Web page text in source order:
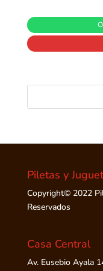
Piletas y
Copyright© 2022
Reservados
Casa Central
Av. Eusebio Ayala